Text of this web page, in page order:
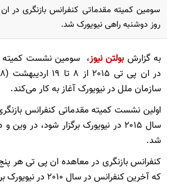
روز دوشنبه راهی نیویورک شد.
به گزارشبولتن نیوز، سومین نشست کمیته
سازمان ملل در نیویورک آغاز به کار می‌کند.
سال 2015 در نیویورک برگزار شود، در
شد.
کنفرانس بازنگری در معاهده ان پی تی هر
که آخرین کنفرانس در سال 2010 در نیویورک برگزار شد.